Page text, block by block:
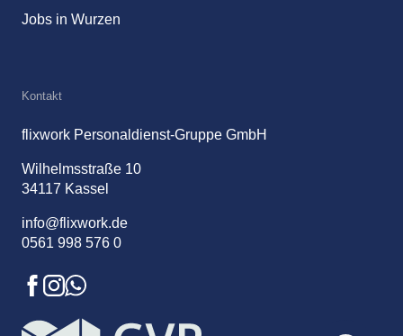
Jobs in Wurzen
Kontakt
flixwork Personaldienst-Gruppe GmbH
Wilhelmsstraße 10
34117 Kassel
info@flixwork.de
0561 998 576 0
Facebook